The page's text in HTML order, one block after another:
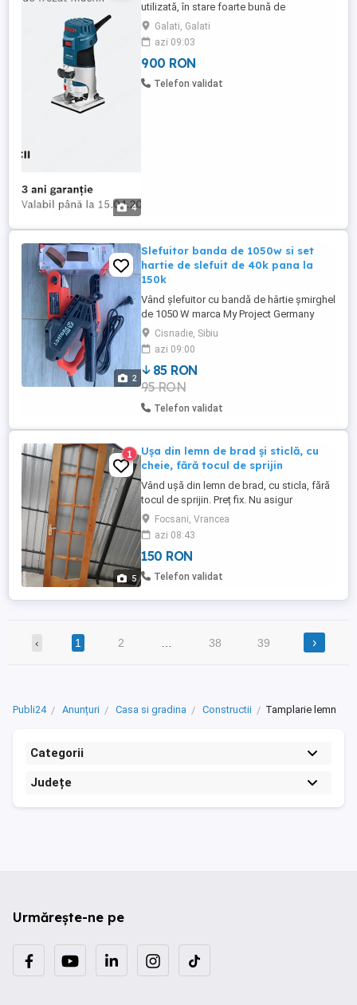
4
utilizată, în stare foarte bună de
funcționare. ( ca nou ) Garanție valabilă
până la 15.04.2027. Freze deget incluse (
una pentru lemn una pentru metal ) =
bonus real probă la fața locului Ce poți
face cu această unealtă? Frezare precisă
Galati, Galati
azi 09:03
900 RON
Telefon validat
2
Slefuitor banda de 1050w si set
hartie de slefuit de 40k pana la
150k
Vând șlefuitor cu bandă de hârtie șmirghel
de 1050 W marca My Project Germany
nefolosit, nou. Set hârtie de șlefuit pentru
bandă începând de la 40k,
60k,80k,120k,2x150k.
Cisnadie, Sibiu
azi 09:00
85 RON
95 RON
Telefon validat
5
1
Ușa din lemn de brad și sticlă, cu
cheie, fără tocul de sprijin
Vând ușă din lemn de brad, cu sticla, fără
tocul de sprijin. Preț fix. Nu asigur
transportul.
Focsani, Vrancea
azi 08:43
150 RON
Telefon validat
‹ 1 2 38 39 ›
Publi24 Anunțuri Casa si gradina Constructii Tamplarie lemn
Categorii
Județe
Urmărește-ne pe